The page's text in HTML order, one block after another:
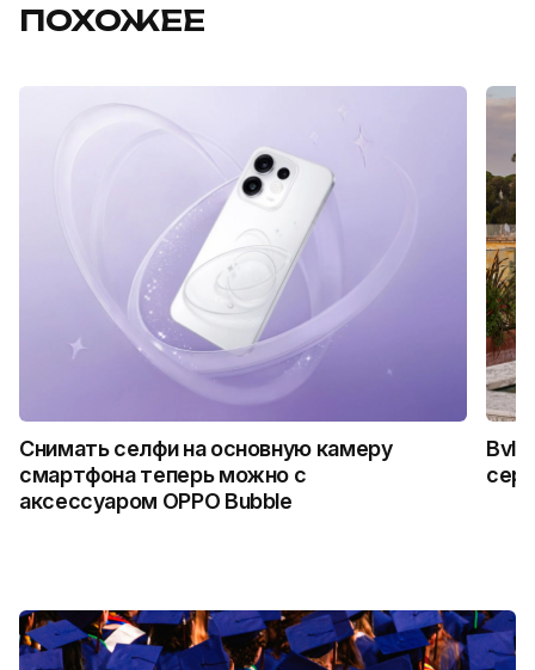
ПОХОЖЕЕ
Снимать селфи на основную камеру
смартфона теперь можно с
аксессуаром OPPO Bubble